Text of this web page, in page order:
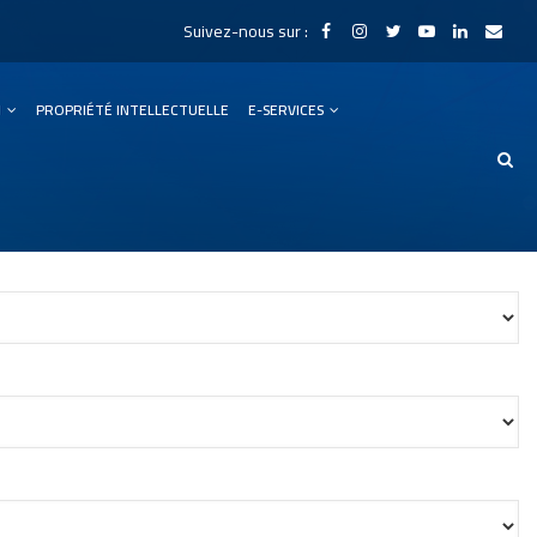
Suivez-nous sur :
PROPRIÉTÉ INTELLECTUELLE E-SERVICES